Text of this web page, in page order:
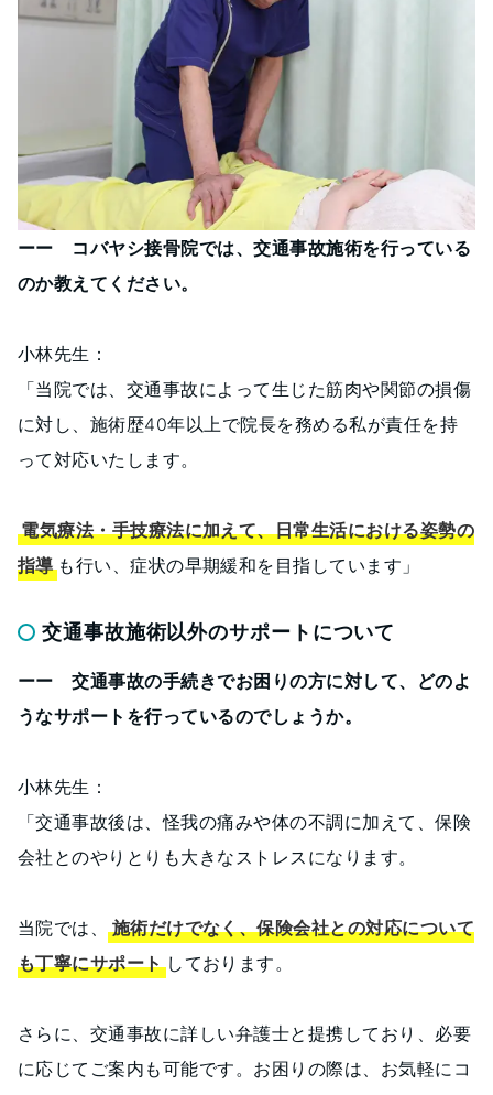
ーー コバヤシ接骨院では、交通事故施術を行っている
のか教えてください。
小林先生：
「当院では、交通事故によって生じた筋肉や関節の損傷
に対し、施術歴40年以上で院長を務める私が責任を持
って対応いたします。
電気療法・手技療法に加えて、日常生活における姿勢の
指導 も行い、症状の早期緩和を目指しています」
交通事故施術以外のサポートについて
ーー 交通事故の手続きでお困りの方に対して、どのよ
うなサポートを行っているのでしょうか。
小林先生：
「交通事故後は、怪我の痛みや体の不調に加えて、保険
会社とのやりとりも大きなストレスになります。
当院では、施術だけでなく、保険会社との対応について
も丁寧にサポート しております。
さらに、交通事故に詳しい弁護士と提携しており、必要
に応じてご案内も可能です。お困りの際は、お気軽にコ